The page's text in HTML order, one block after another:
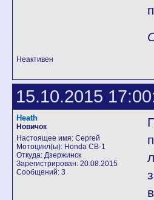
Неактивен
15.10.2015
Heath
Новичок
Настоящее имя: Сергей
Мотоцикл(ы): Honda CB-1
Откуда: Дзержинск
Зарегистрирован: 20.08.2015
Сообщений: 3